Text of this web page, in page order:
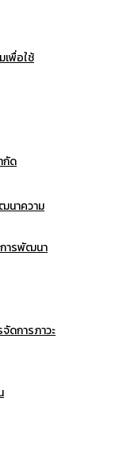
พื่อใช้
กัด
นาความ
การพัฒนา
ดการภาวะ